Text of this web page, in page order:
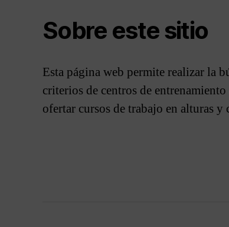
Sobre este sitio
Esta página web permite realizar la
criterios de centros de
ofertar cursos de trabajo en alturas y